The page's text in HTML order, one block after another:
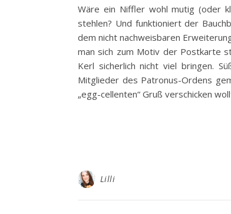
Wäre ein Niffler wohl mutig (oder
stehlen? Und funktioniert der
dem nicht nachweisbaren
man sich zum Motiv der Postkarte
Kerl sicherlich nicht viel bringen.
Mitglieder des Patronus-Ordens
„egg-cellenten“ Gruß verschicken
Lilli